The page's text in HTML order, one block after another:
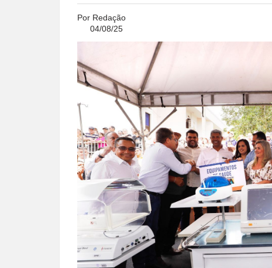
Por Redação
04/08/25